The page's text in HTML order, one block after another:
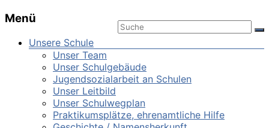
Menü
Unsere Schule
Unser Team
Unser Schulgebäude
Jugendsozialarbeit an Schulen
Unser Leitbild
Unser Schulwegplan
Praktikumsplätze, ehrenamtliche Hilfe